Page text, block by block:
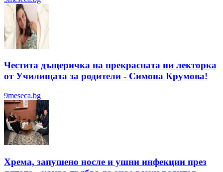
Честита дъщеричка на прекрасната ни лекторка
от Училищата за родители - Симона Крумова!
9meseca.bg
Хрема, запушено носле и ушни инфекции през